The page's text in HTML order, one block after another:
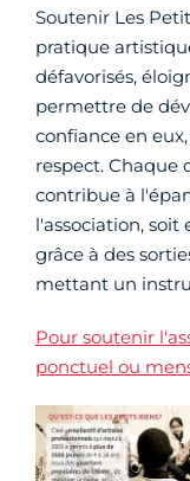
Soutenir Les
pratique
défavorisés,
permettre de
confiance en
respect. Chaque
contribue à
l'association, soit
grâce à des
mettant un
Pour soutenir
ponctuel ou